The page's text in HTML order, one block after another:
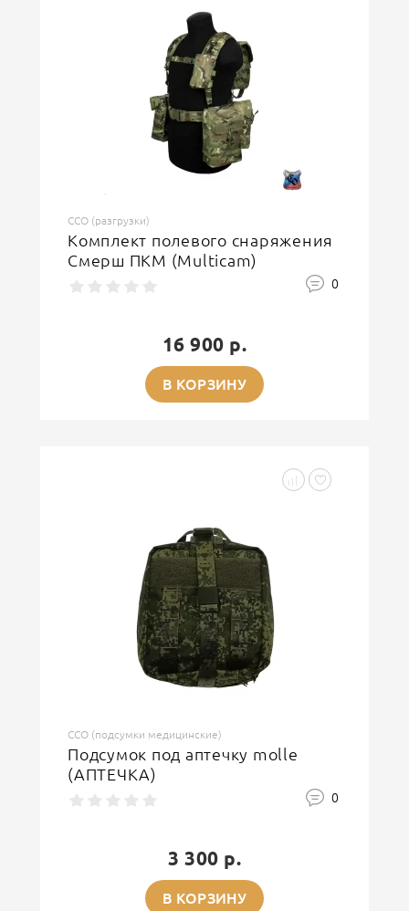
ССО (разгрузки)
Комплект полевого снаряжения
Смерш ПКМ (Multicam)
0
16 900 р.
В КОРЗИНУ
ССО (подсумки медицинские)
Подсумок под аптечку molle
(АПТЕЧКА)
0
3 300 р.
В КОРЗИНУ